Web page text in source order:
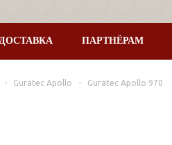
ПАРТНЁРАМ
- Guratec Apollo - Guratec Apollo 970